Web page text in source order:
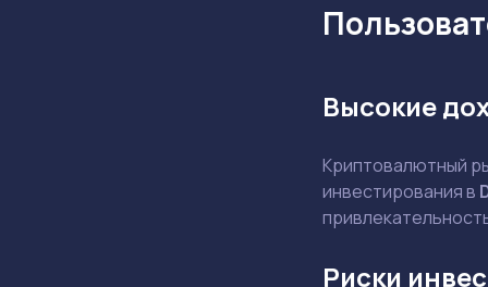
Высокие
Криптовалютный
инвестирования в
Риски